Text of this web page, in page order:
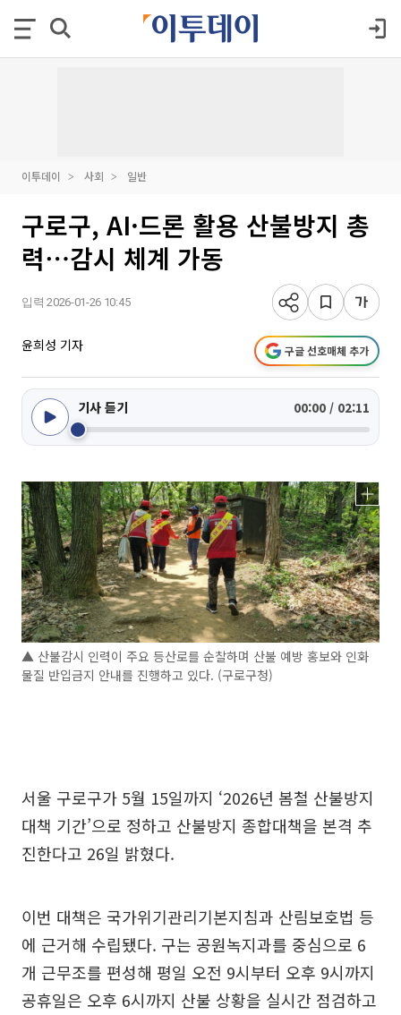
이투데이 사회 일반
구로구, AI·드론 활용 산불방지 총
력⋯감시 체계 가동
입력 2026-01-26 10:45
윤희성 기자 구글 선호매체 추가
기사 듣기 00:00 / 02:11
▲ 산불감시 인력이 주요 등산로를 순찰하며 산불 예방 홍보와 인화
물질 반입금지 안내를 진행하고 있다. (구로구청)
서울 구로구가 5월 15일까지 ‘2026년 봄철 산불방지
대책 기간’으로 정하고 산불방지 종합대책을 본격 추
진한다고 26일 밝혔다.
이번 대책은 국가위기관리기본지침과 산림보호법 등
에 근거해 수립됐다. 구는 공원녹지과를 중심으로 6
개 근무조를 편성해 평일 오전 9시부터 오후 9시까지
공휴일은 오후 6시까지 산불 상황을 실시간 점검하고